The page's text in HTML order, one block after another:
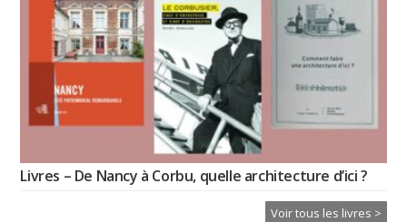
Livres – De Nancy à Corbu, quelle architecture d’ici ?
Voir tous les livres >